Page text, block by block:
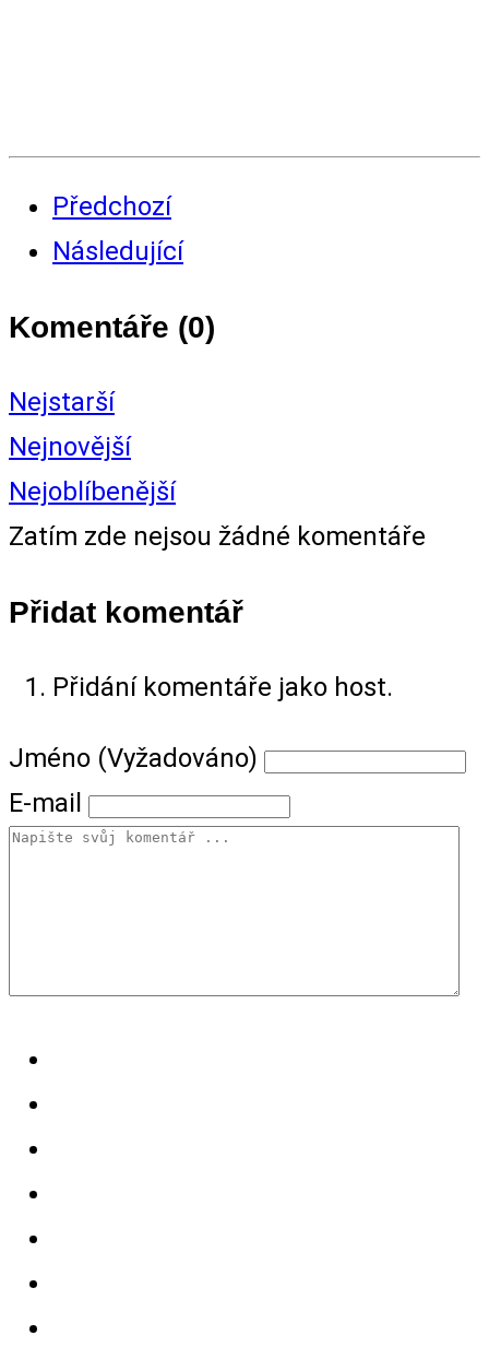
Předchozí
Následující
Komentáře (0)
Nejstarší
Nejnovější
Nejoblíbenější
Zatím zde nejsou žádné komentáře
Přidat komentář
Přidání komentáře jako host.
Jméno (Vyžadováno)
E-mail